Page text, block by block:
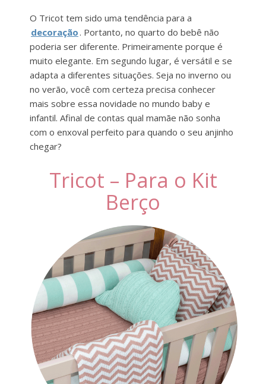
O Tricot tem sido uma tendência para a
decoração. Portanto, no quarto do bebê não
poderia ser diferente. Primeiramente porque é
muito elegante. Em segundo lugar, é versátil e se
adapta a diferentes situações. Seja no inverno ou
no verão, você com certeza precisa conhecer
mais sobre essa novidade no mundo baby e
infantil. Afinal de contas qual mamãe não sonha
com o enxoval perfeito para quando o seu anjinho
chegar?
Tricot – Para o Kit
Berço